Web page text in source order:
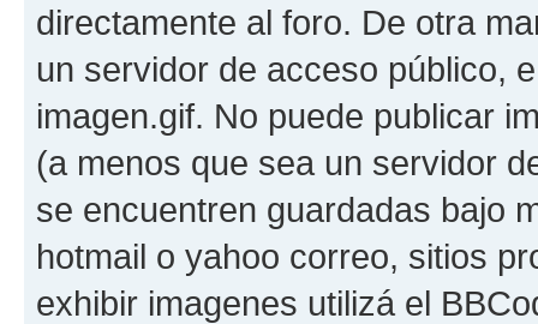
directamente al foro. De otra
un servidor de acceso público,
imagen.gif. No puede publicar
(a menos que sea un servidor
se encuentren guardadas bajo
hotmail o yahoo correo, sitios
exhibir imagenes utilizá el